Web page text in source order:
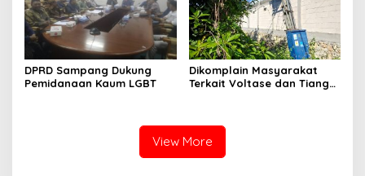
DPRD Sampang Dukung
Pemidanaan Kaum LGBT
Dikomplain Masyarakat
Terkait Voltase dan Tiang
View More